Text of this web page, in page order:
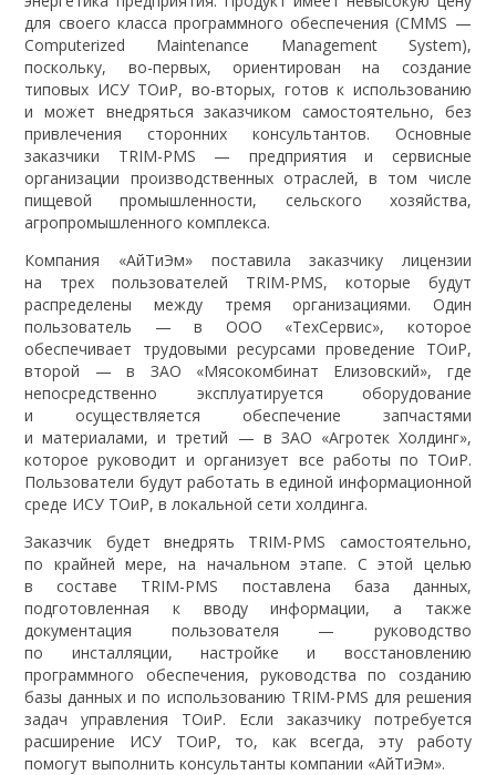
для своего класса программного обеспечения (CMMS —
Computerized Maintenance Management System),
поскольку, во-первых, ориентирован на создание
типовых ИСУ ТОиР, во-вторых, готов к использованию
и может внедряться заказчиком самостоятельно, без
привлечения сторонних консультантов. Основные
заказчики TRIM-PMS — предприятия и сервисные
организации производственных отраслей, в том числе
пищевой промышленности, сельского хозяйства,
агропромышленного комплекса.
Компания «АйТиЭм» поставила заказчику лицензии
на трех пользователей TRIM-PMS, которые будут
распределены между тремя организациями. Один
пользователь — в ООО «ТехСервис», которое
обеспечивает трудовыми ресурсами проведение ТОиР,
второй — в ЗАО «Мясокомбинат Елизовский», где
непосредственно эксплуатируется оборудование
и осуществляется обеспечение запчастями
и материалами, и третий — в ЗАО «Агротек Холдинг»,
которое руководит и организует все работы по ТОиР.
Пользователи будут работать в единой информационной
среде ИСУ ТОиР, в локальной сети холдинга.
Заказчик будет внедрять TRIM-PMS самостоятельно,
по крайней мере, на начальном этапе. С этой целью
в составе TRIM-PMS поставлена база данных,
подготовленная к вводу информации, а также
документация пользователя — руководство
по инсталляции, настройке и восстановлению
программного обеспечения, руководства по созданию
базы данных и по использованию TRIM-PMS для решения
задач управления ТОиР. Если заказчику потребуется
расширение ИСУ ТОиР, то, как всегда, эту работу
помогут выполнить консультанты компании «АйТиЭм».